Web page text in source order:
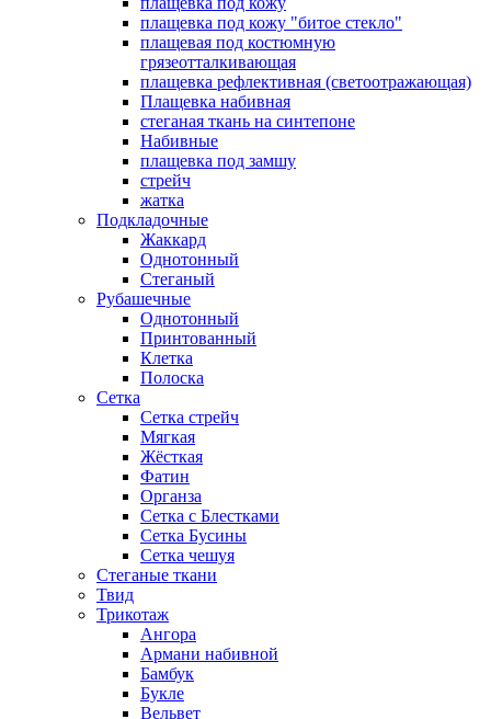
плащевка под кожу "битое стекло"
плащевая под костюмную
грязеотталкивающая
плащевка рефлективная (светоотражающая)
Плащевка набивная
стеганая ткань на синтепоне
Набивные
плащевка под замшу
стрейч
жатка
Подкладочные
Жаккард
Однотонный
Стеганый
Рубашечные
Однотонный
Принтованный
Клетка
Полоска
Сетка
Сетка стрейч
Мягкая
Жёсткая
Фатин
Органза
Сетка с Блестками
Сетка Бусины
Сетка чешуя
Стеганые ткани
Твид
Трикотаж
Ангора
Армани набивной
Бамбук
Букле
Вельвет